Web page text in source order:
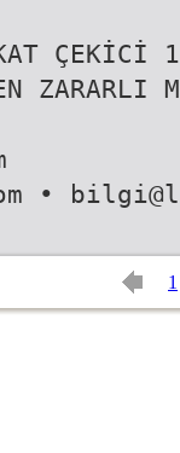
ÇEKİCİ
•
1